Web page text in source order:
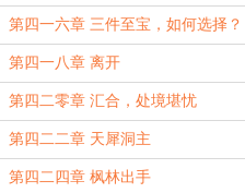
第四一六章 三件至宝，如何选择？
第四一八章 离开
第四二零章 汇合，处境堪忧
第四二二章 天犀洞主
第四二四章 枫林出手